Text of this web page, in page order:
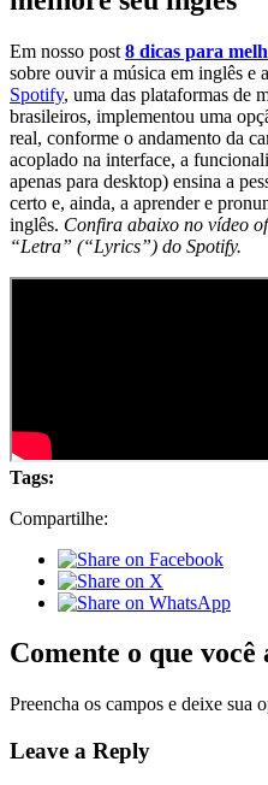
Em nosso post 8 dicas para
sobre ouvir a música em inglês e
Spotify, uma das plataformas de
brasileiros, implementou uma
real, conforme o andamento da
acoplado na interface, a
apenas para desktop) ensina a
certo e, ainda, a aprender e
inglês. Confira abaixo no vídeo
“Letra” (“Lyrics”) do Spotify.
Tags:
Compartilhe:
Comente o que você
Preencha os campos e deixe sua
Leave a Reply